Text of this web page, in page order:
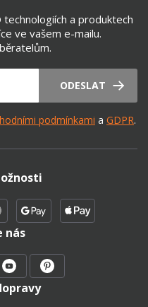
a produktech
ve vašem e-mailu.
ODESLAT
podmínkami a GDPR.
nás